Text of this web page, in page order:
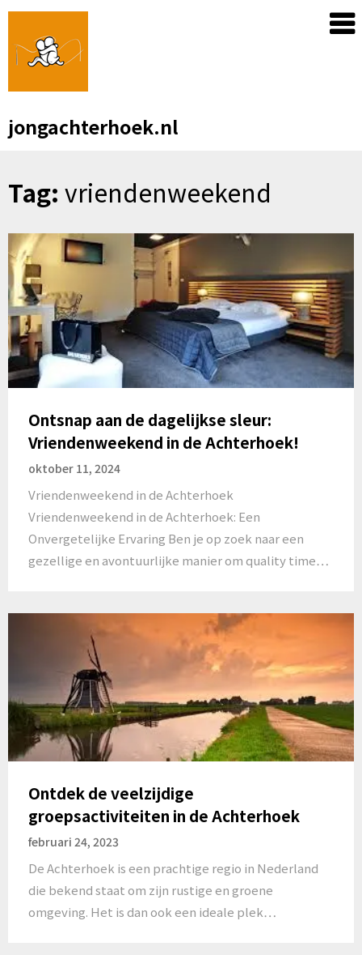
Skip
content
jongachterhoek.nl
Tag: vriendenweekend
Ontsnap aan de dagelijkse sleur:
Vriendenweekend in de Achterhoek!
oktober 11, 2024
Vriendenweekend in de Achterhoek
Vriendenweekend in de Achterhoek: Een
Onvergetelijke Ervaring Ben je op zoek naar een
gezellige en avontuurlijke manier om quality time…
Ontdek de veelzijdige
groepsactiviteiten in de Achterhoek
februari 24, 2023
De Achterhoek is een prachtige regio in Nederland
die bekend staat om zijn rustige en groene
omgeving. Het is dan ook een ideale plek…